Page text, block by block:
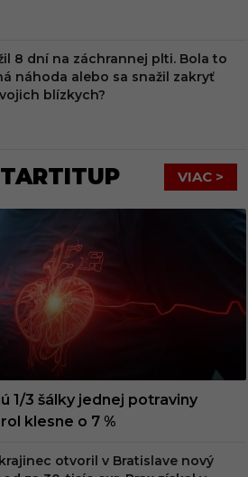
8 dní na záchrannej plti. Bola to
náhoda alebo sa snažil zakryť
blízkych?
VIAC >
1/3 šálky jednej potraviny
klesne o 7 %
otvoril v Bratislave nový